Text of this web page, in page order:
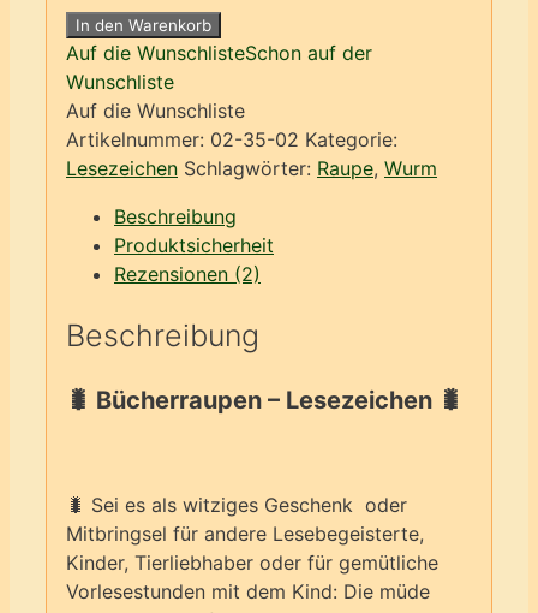
Bücher-
Raupe
grün
Menge
In den Warenkorb
Auf die WunschlisteSchon auf der
Wunschliste
Auf die Wunschliste
Artikelnummer: 02-35-02 Kategorie:
Lesezeichen Schlagwörter: Raupe, Wurm
Beschreibung
Produktsicherheit
Rezensionen (2)
Beschreibung
🐛 Bücherraupen – Lesezeichen 🐛
🐛 Sei es als witziges Geschenk oder
Mitbringsel für andere Lesebegeisterte,
Kinder, Tierliebhaber oder für gemütliche
Vorlesestunden mit dem Kind: Die müde